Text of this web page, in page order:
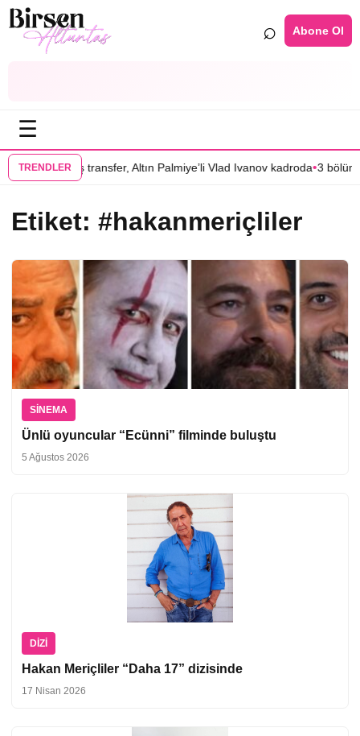
⌕ Abone Ol
☰
TRENDLER
filmine flaş transfer, Altın Palmiye’li Vlad Ivanov kadroda•3 bölümü
Etiket: #hakanmeriçliler
SINEMA
Ünlü oyuncular “Ecünni” filminde buluştu
5 Ağustos 2026
DIZI
Hakan Meriçliler “Daha 17” dizisinde
17 Nisan 2026